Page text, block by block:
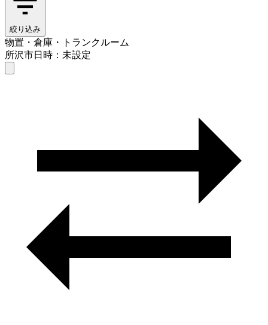
絞り込み
物置・倉庫・トランクルーム
所沢市日時：未設定